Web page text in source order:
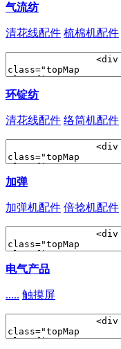
气流纺
清花线配件 梳棉机配件
环锭纺
清花线配件 络筒机配件
加弹
加弹机配件 倍捻机配件
电气产品
..... 触摸屏